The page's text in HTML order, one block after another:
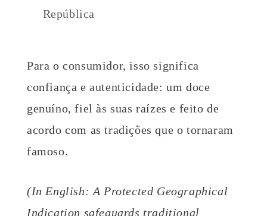
República
Para o consumidor, isso significa
confiança e autenticidade: um doce
genuíno, fiel às suas raízes e feito de
acordo com as tradições que o tornaram
famoso.
(In English: A Protected Geographical
Indication safeguards traditional